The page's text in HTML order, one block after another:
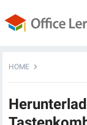
HOME